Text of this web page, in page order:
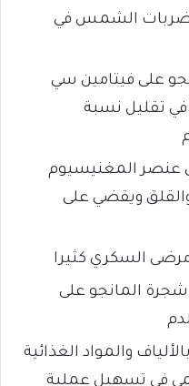
ضربات الشمس في
على فيتامين سي
في تقليل نسبة
عنصر المغنيسيوم
ويقضي على
السكري كثيرا
المانجو على
والمواد الغذائية
في تسهيل عملية